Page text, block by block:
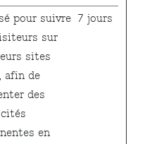
pour suivre
sur
sites
afin de
des
en
7 jours